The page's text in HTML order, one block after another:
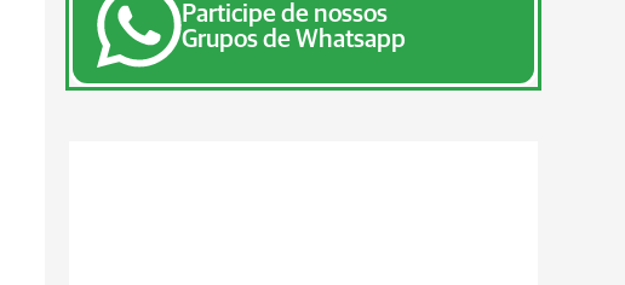
Participe de nossos
Grupos de Whatsapp